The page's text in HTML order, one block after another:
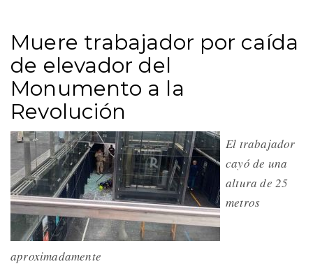
Muere trabajador por caída
de elevador del
Monumento a la
Revolución
El trabajador
cayó de una
altura de 25
metros
aproximadamente